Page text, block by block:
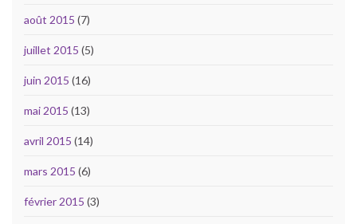
août 2015 (7)
juillet 2015 (5)
juin 2015 (16)
mai 2015 (13)
avril 2015 (14)
mars 2015 (6)
février 2015 (3)